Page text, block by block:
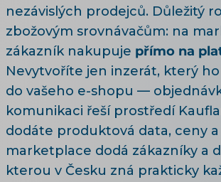
nezávislých prodejců. Důležitý
zbožovým srovnávačům: na
zákazník nakupuje přímo na
Nevytvoříte jen inzerát, který
do vašeho e-shopu —
komunikaci řeší prostředí
dodáte produktová data, ceny a
marketplace dodá zákazníky a
kterou v Česku zná prakticky